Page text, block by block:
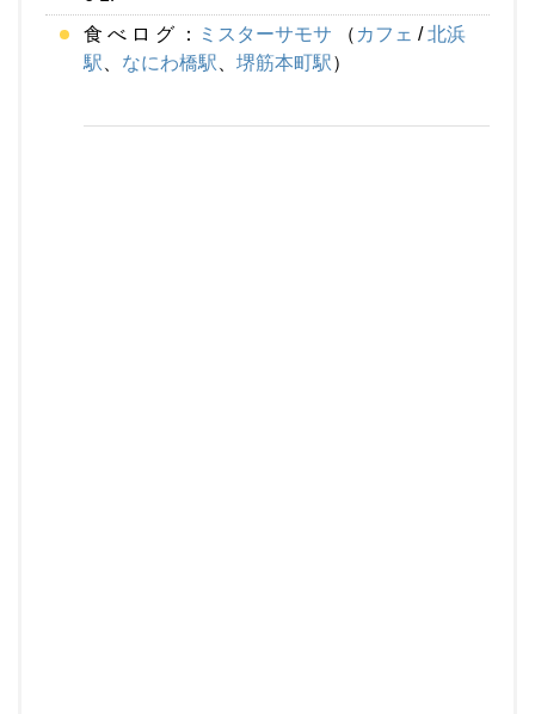
食 べ ロ グ ：
ミスターサモサ （ カフェ /北浜
駅
なにわ橋駅 堺筋本町駅）